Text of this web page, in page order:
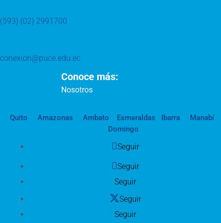
(593) (02) 2991700
conexion@puce.edu.ec
Conoce más:
Nosotros
Quito Amazonas Ambato Esmeraldas Ibarra
Manabí
Domingo
Seguir
Seguir
Seguir
Seguir
Seguir